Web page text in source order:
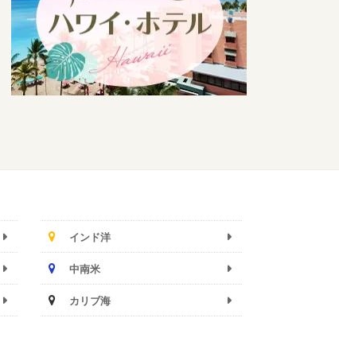
インド洋
中南米
カリブ海